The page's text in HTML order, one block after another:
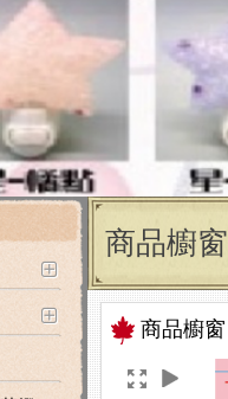
商品櫥窗
商品櫥窗